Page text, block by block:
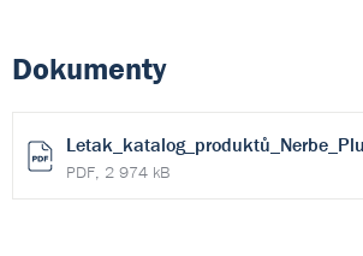
Dokumenty
PDF, 2 974 kB